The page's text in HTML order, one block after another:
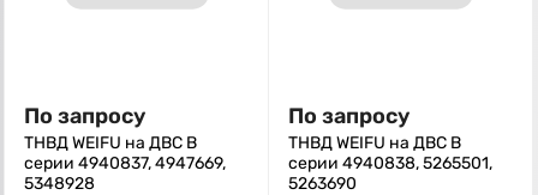
По запросу
ТНВД WEIFU на ДВС B
серии 4940837, 4947669,
5348928
По запросу
ТНВД WEIFU на ДВС B
серии 4940838, 5265501,
5263690